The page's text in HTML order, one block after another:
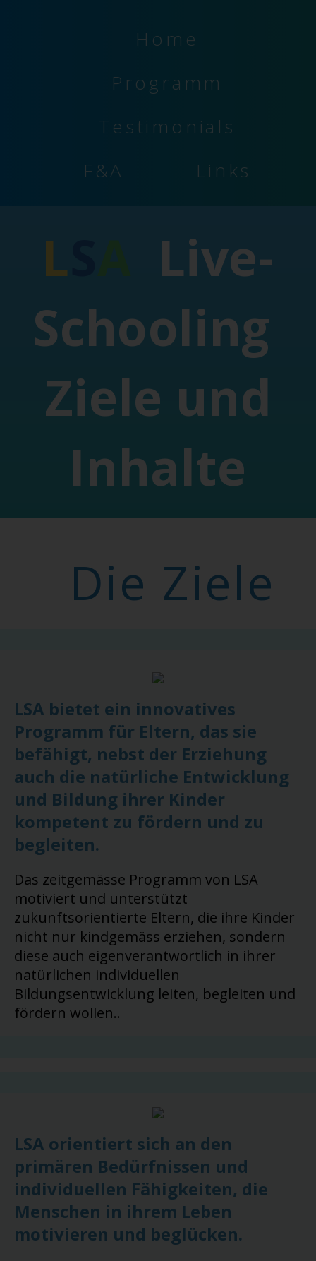
Home
Programm
Testimonials
F&A
Links
L
Live-
Schooling
Ziele und
Inhalte
Die Ziele
LSA bietet ein innovatives
Programm für Eltern, das sie
befähigt, nebst der Erziehung
auch die natürliche Entwicklung
und Bildung ihrer Kinder
kompetent zu fördern und zu
begleiten.
Das zeitgemässe Programm von LSA
motiviert und unterstützt
zukunftsorientierte Eltern, die ihre Kinder
nicht nur kindgemäss erziehen, sondern
diese auch eigenverantwortlich in ihrer
natürlichen individuellen
Bildungsentwicklung leiten, begleiten und
fördern wollen..
LSA orientiert sich an den
primären Bedürfnissen und
individuellen Fähigkeiten, die
Menschen in ihrem Leben
motivieren und beglücken.